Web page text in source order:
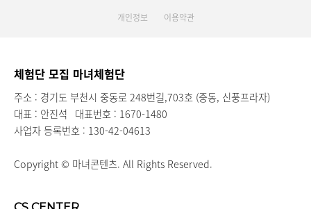
개인정보 이용약관
체험단 모집 마녀체험단
주소 : 경기도 부천시 중동로 248번길,703호 (중동, 신풍프라자)
대표 : 안진석 대표번호 : 1670-1480
사업자 등록번호 : 130-42-04613
Copyright © 마녀콘텐츠. All Rights Reserved.